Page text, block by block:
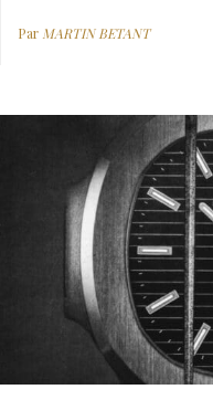
Par MARTIN BETANT